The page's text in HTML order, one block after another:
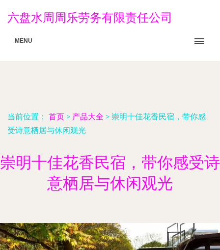
六盘水周周乐劳务有限责任公司
MENU
当前位置： 首页 > 产品大全 > 崇明十佳花香民宿，带你感
受诗意栖居与休闲观光
崇明十佳花香民宿，带你感受诗
意栖居与休闲观光